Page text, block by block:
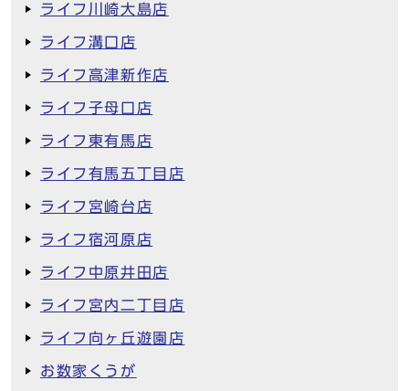
ライフ川崎大島店
ライフ溝口店
ライフ高津新作店
ライフ子母口店
ライフ東有馬店
ライフ有馬五丁目店
ライフ宮崎台店
ライフ宿河原店
ライフ中原井田店
ライフ宮内二丁目店
ライフ向ヶ丘遊園店
お数家くうが